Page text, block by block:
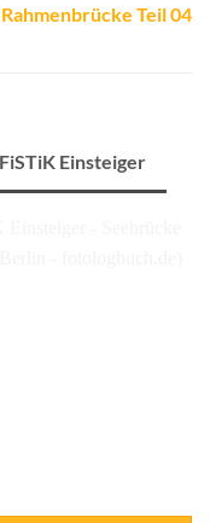
Rahmenbrücke Teil 04
Einsteiger